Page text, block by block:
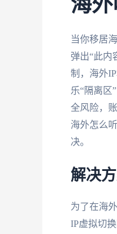
海
当你移居
弹出“此内
制，海外
乐“隔离区
全风险，
海外怎么
决。
解决
为了在海
IP虚拟切